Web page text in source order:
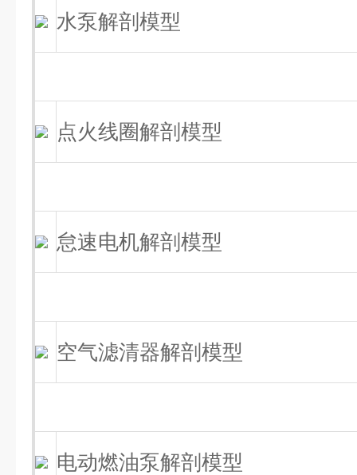
水泵解剖模型
点火线圈解剖模型
怠速电机解剖模型
空气滤清器解剖模型
电动燃油泵解剖模型